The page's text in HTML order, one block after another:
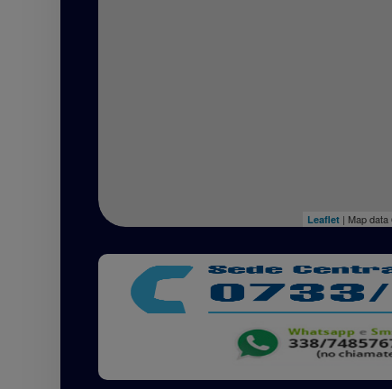
Leaflet | Map